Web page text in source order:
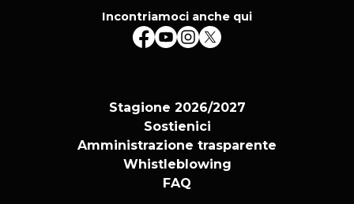
Incontriamoci anche qui
Stagione 2026/2027
Sostienici
Amministrazione trasparente
Whistleblowing
FAQ